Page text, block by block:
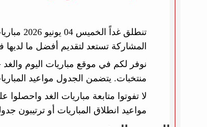
المشاركة تستعد لتقديم أفضل ما
نوفر لكم في موقع مباريات اليوم
منتخبات. يتضمن الجدول مواعيد
لا تفوتوا متابعة مباريات الغد
مواعيد انطلاق المباريات أو ترتيبون